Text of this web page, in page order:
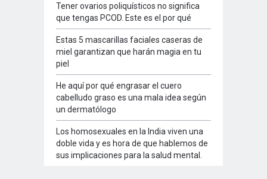
Tener ovarios poliquísticos no significa
que tengas PCOD. Este es el por qué
Estas 5 mascarillas faciales caseras de
miel garantizan que harán magia en tu
piel
He aquí por qué engrasar el cuero
cabelludo graso es una mala idea según
un dermatólogo
Los homosexuales en la India viven una
doble vida y es hora de que hablemos de
sus implicaciones para la salud mental.